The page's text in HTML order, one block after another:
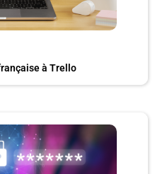
à Trello